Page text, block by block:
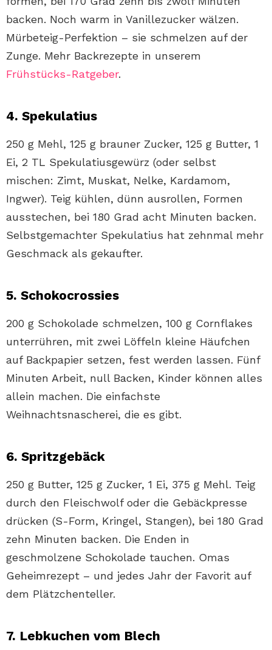
backen. Noch warm in Vanillezucker wälzen.
Mürbeteig-Perfektion – sie schmelzen auf der
Zunge. Mehr Backrezepte in unserem
Frühstücks-Ratgeber.
4. Spekulatius
250 g Mehl, 125 g brauner Zucker, 125 g Butter, 1
Ei, 2 TL Spekulatiusgewürz (oder selbst
mischen: Zimt, Muskat, Nelke, Kardamom,
Ingwer). Teig kühlen, dünn ausrollen, Formen
ausstechen, bei 180 Grad acht Minuten backen.
Selbstgemachter Spekulatius hat zehnmal mehr
Geschmack als gekaufter.
5. Schokocrossies
200 g Schokolade schmelzen, 100 g Cornflakes
unterrühren, mit zwei Löffeln kleine Häufchen
auf Backpapier setzen, fest werden lassen. Fünf
Minuten Arbeit, null Backen, Kinder können alles
allein machen. Die einfachste
Weihnachtsnascherei, die es gibt.
6. Spritzgebäck
250 g Butter, 125 g Zucker, 1 Ei, 375 g Mehl. Teig
durch den Fleischwolf oder die Gebäckpresse
drücken (S-Form, Kringel, Stangen), bei 180 Grad
zehn Minuten backen. Die Enden in
geschmolzene Schokolade tauchen. Omas
Geheimrezept – und jedes Jahr der Favorit auf
dem Plätzchenteller.
7. Lebkuchen vom Blech